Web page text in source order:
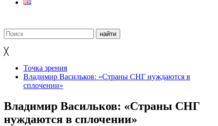
╳
Точка зрения
Владимир Васильков: «Страны СНГ нуждаются в
сплочении»
Владимир Васильков: «Страны СНГ
нуждаются в сплочении»